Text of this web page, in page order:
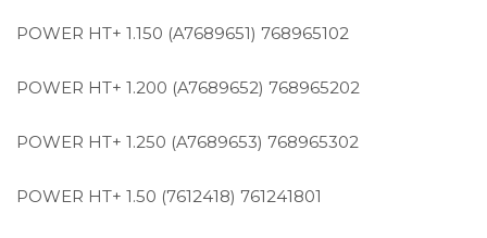
POWER HT+ 1.150 (A7689651) 768965102
POWER HT+ 1.200 (A7689652) 768965202
POWER HT+ 1.250 (A7689653) 768965302
POWER HT+ 1.50 (7612418) 761241801